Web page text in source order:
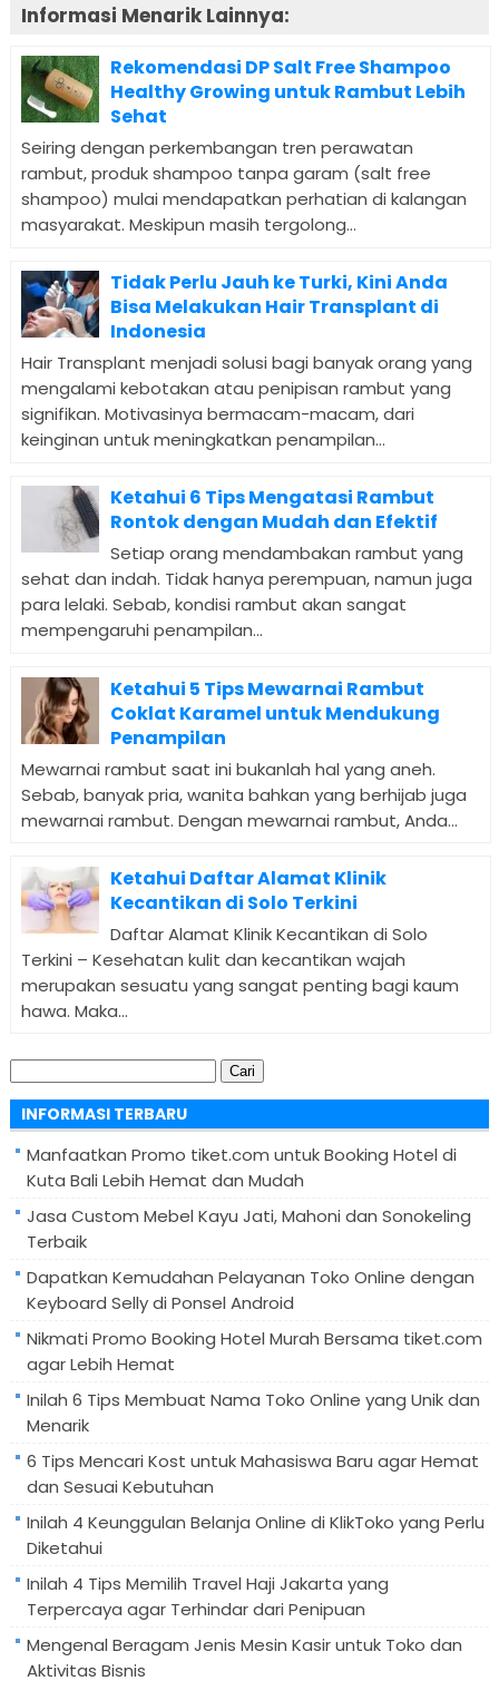
Informasi Menarik Lainnya:
Rekomendasi DP Salt Free Shampoo
Healthy Growing untuk Rambut Lebih
Sehat
Seiring dengan perkembangan tren perawatan
rambut, produk shampoo tanpa garam (salt free
shampoo) mulai mendapatkan perhatian di kalangan
masyarakat. Meskipun masih tergolong...
Tidak Perlu Jauh ke Turki, Kini Anda
Bisa Melakukan Hair Transplant di
Indonesia
Hair Transplant menjadi solusi bagi banyak orang yang
mengalami kebotakan atau penipisan rambut yang
signifikan. Motivasinya bermacam-macam, dari
keinginan untuk meningkatkan penampilan...
Ketahui 6 Tips Mengatasi Rambut
Rontok dengan Mudah dan Efektif
Setiap orang mendambakan rambut yang
sehat dan indah. Tidak hanya perempuan, namun juga
para lelaki. Sebab, kondisi rambut akan sangat
mempengaruhi penampilan...
Ketahui 5 Tips Mewarnai Rambut
Coklat Karamel untuk Mendukung
Penampilan
Mewarnai rambut saat ini bukanlah hal yang aneh.
Sebab, banyak pria, wanita bahkan yang berhijab juga
mewarnai rambut. Dengan mewarnai rambut, Anda...
Ketahui Daftar Alamat Klinik
Kecantikan di Solo Terkini
Daftar Alamat Klinik Kecantikan di Solo
Terkini – Kesehatan kulit dan kecantikan wajah
merupakan sesuatu yang sangat penting bagi kaum
hawa. Maka...
untuk:
INFORMASI TERBARU
Manfaatkan Promo tiket.com untuk Booking Hotel di
Kuta Bali Lebih Hemat dan Mudah
Jasa Custom Mebel Kayu Jati, Mahoni dan Sonokeling
Terbaik
Dapatkan Kemudahan Pelayanan Toko Online dengan
Keyboard Selly di Ponsel Android
Nikmati Promo Booking Hotel Murah Bersama tiket.com
agar Lebih Hemat
Inilah 6 Tips Membuat Nama Toko Online yang Unik dan
Menarik
6 Tips Mencari Kost untuk Mahasiswa Baru agar Hemat
dan Sesuai Kebutuhan
Inilah 4 Keunggulan Belanja Online di KlikToko yang Perlu
Diketahui
Inilah 4 Tips Memilih Travel Haji Jakarta yang
Terpercaya agar Terhindar dari Penipuan
Mengenal Beragam Jenis Mesin Kasir untuk Toko dan
Aktivitas Bisnis